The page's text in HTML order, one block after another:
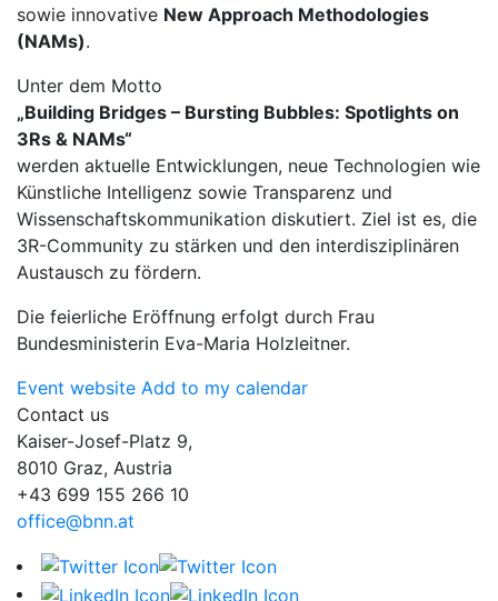
sowie innovative New Approach Methodologies
(NAMs).
Unter dem Motto
„Building Bridges – Bursting Bubbles: Spotlights on
3Rs & NAMs“
werden aktuelle Entwicklungen, neue Technologien wie
Künstliche Intelligenz sowie Transparenz und
Wissenschaftskommunikation diskutiert. Ziel ist es, die
3R-Community zu stärken und den interdisziplinären
Austausch zu fördern.
Die feierliche Eröffnung erfolgt durch Frau
Bundesministerin Eva-Maria Holzleitner.
Event website Add to my calendar
Contact us
Kaiser-Josef-Platz 9,
8010 Graz, Austria
+43 699 155 266 10
office@bnn.at